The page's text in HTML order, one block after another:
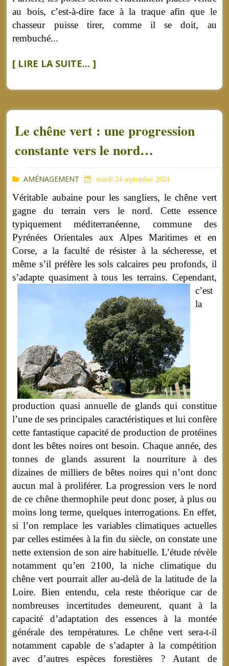
au bois, c’est-à-dire face à la traque afin que le
chasseur puisse tirer, comme il se doit, au
rembuché...
[ LIRE LA SUITE... ]
Le chêne vert : une progression
constante vers le nord…
AMÉNAGEMENT mardi 24 septembre 2024
Véritable aubaine pour les sangliers, le chêne vert
gagne du terrain vers le nord. Cette essence
typiquement méditerranéenne, commune des
Pyrénées Orientales aux Alpes Maritimes et en
Corse, a la faculté de résister à la sécheresse, et
même s’il préfère les sols calcaires peu profonds, il
s’adapte quasiment à tous les terrains. Cependant,
c’est
la
production quasi annuelle de glands qui constitue
l’une de ses principales caractéristiques et lui confère
cette fantastique capacité de production de protéines
dont les bêtes noires ont besoin. Chaque année, des
tonnes de glands assurent la nourriture à des
dizaines de milliers de bêtes noires qui n’ont donc
aucun mal à proliférer. La progression vers le nord
de ce chêne thermophile peut donc poser, à plus ou
moins long terme, quelques interrogations. En effet,
si l’on remplace les variables climatiques actuelles
par celles estimées à la fin du siècle, on constate une
nette extension de son aire habituelle. L’étude révèle
notamment qu’en 2100, la niche climatique du
chêne vert pourrait aller au-delà de la latitude de la
Loire. Bien entendu, cela reste théorique car de
nombreuses incertitudes demeurent, quant à la
capacité d’adaptation des essences à la montée
générale des températures. Le chêne vert sera-t-il
notamment capable de s’adapter à la compétition
avec d’autres espèces forestières ? Autant de